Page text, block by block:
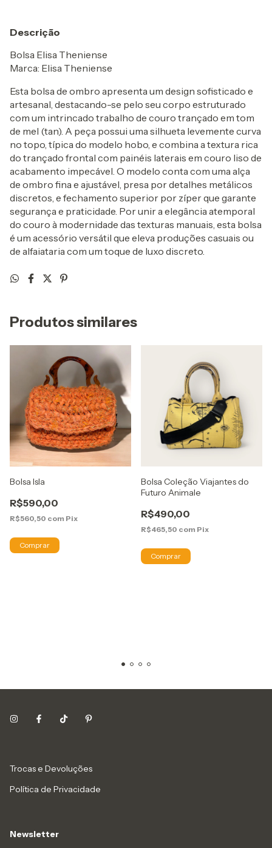
Descrição
Bolsa Elisa Theniense
Marca: Elisa Theniense
Esta bolsa de ombro apresenta um design sofisticado e
artesanal, destacando-se pelo seu corpo estruturado
com um intrincado trabalho de couro trançado em tom
de mel (tan). A peça possui uma silhueta levemente curva
no topo, típica do modelo hobo, e combina a textura rica
do trançado frontal com painéis laterais em couro liso de
acabamento impecável. O modelo conta com uma alça
de ombro fina e ajustável, presa por detalhes metálicos
discretos, e fechamento superior por zíper que garante
segurança e praticidade. Por unir a elegância atemporal
do couro à modernidade das texturas manuais, esta bolsa
é um acessório versátil que eleva produções casuais ou
de alfaiataria com um toque de luxo discreto.
Produtos similares
Bolsa Isla
R$590,00
R$560,50 com Pix
Bolsa Coleção Viajantes do
Futuro Animale
R$490,00
R$465,50 com Pix
Trocas e Devoluções
Política de Privacidade
Newsletter